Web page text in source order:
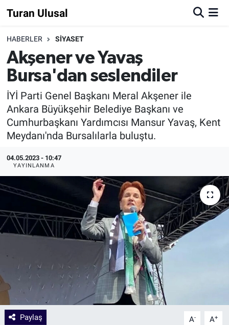
Turan Ulusal
HABERLER SİYASET
Akşener ve Yavaş
Bursa'dan seslendiler
İYİ Parti Genel Başkanı Meral Akşener ile
Ankara Büyükşehir Belediye Başkanı ve
Cumhurbaşkanı Yardımcısı Mansur Yavaş, Kent
Meydanı'nda Bursalılarla buluştu.
04.05.2023 - 10:47
YAYINLANMA
Paylaş A- A+